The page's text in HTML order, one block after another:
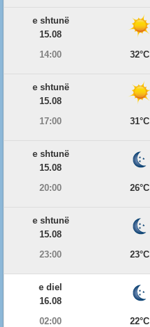
e shtunë
15.08
14:00
32°C
e shtunë
15.08
17:00
31°C
e shtunë
15.08
20:00
26°C
e shtunë
15.08
23:00
23°C
e diel
16.08
02:00
22°C